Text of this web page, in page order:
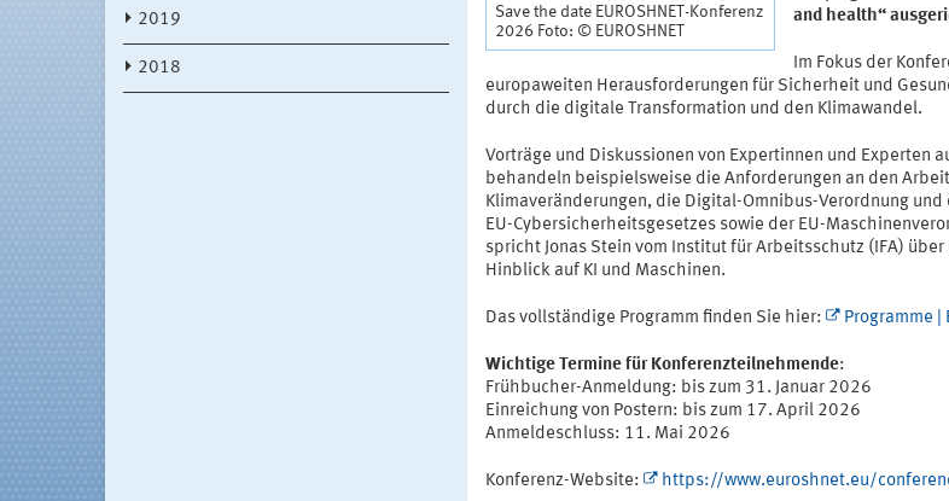
2019
2018
Save the date EUROSHNET-Konferenz
2026 Foto: © EUROSHNET
and health“
Im Fokus der
europaweiten Herausforderungen für Sicherheit und
durch die digitale Transformation und den Klimawandel.
Vorträge und Diskussionen von Expertinnen und Experten
behandeln beispielsweise die Anforderungen an den
Klimaveränderungen, die Digital-Omnibus-Verordnung und
EU-Cybersicherheitsgesetzes sowie der EU-
spricht Jonas Stein vom Institut für Arbeitsschutz (IFA)
Hinblick auf KI und Maschinen.
Das vollständige Programm finden Sie hier: Programme |
Wichtige Termine für Konferenzteilnehmende:
Frühbucher-Anmeldung: bis zum 31. Januar 2026
Einreichung von Postern: bis zum 17. April 2026
Anmeldeschluss: 11. Mai 2026
Konferenz-Website: https://www.euroshnet.eu/